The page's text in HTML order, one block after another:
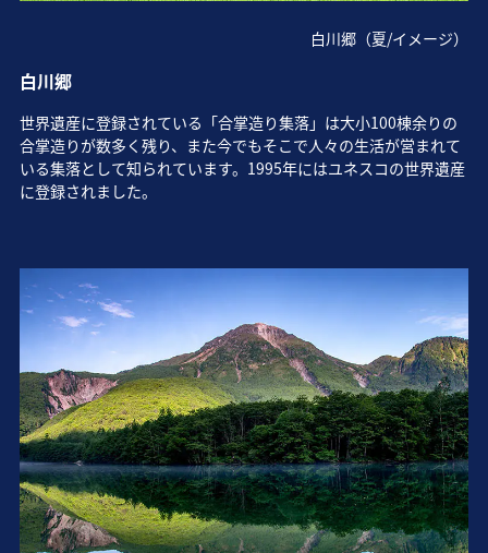
白川郷（夏/イメージ）
白川郷
世界遺産に登録されている「合掌造り集落」は大小100棟余りの
合掌造りが数多く残り、また今でもそこで人々の生活が営まれて
いる集落として知られています。1995年にはユネスコの世界遺産
に登録されました。